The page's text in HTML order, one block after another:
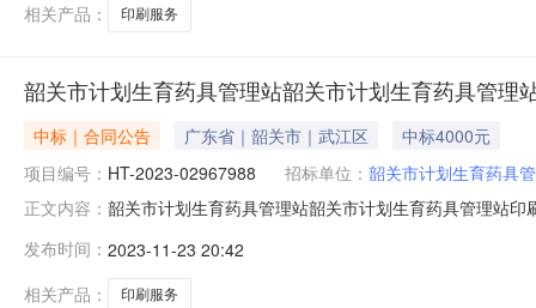
相关产品：
印刷服务
韶关市计划生育药具管理站韶关市计划生育药具管
中标｜合同公告 广东省｜韶关市｜武江区
中标4000元
项目编号： HT-2023-02967988 招标单位： 韶关市计划生育药具
正文内容： 韶关市计划生育药具管理站韶关市计划生育药具管理站
理站地址：广东省-韶关市-武江区芙蓉北路10号联系方
发布时间： 2023-11-23 20:42
相关产品：
印刷服务